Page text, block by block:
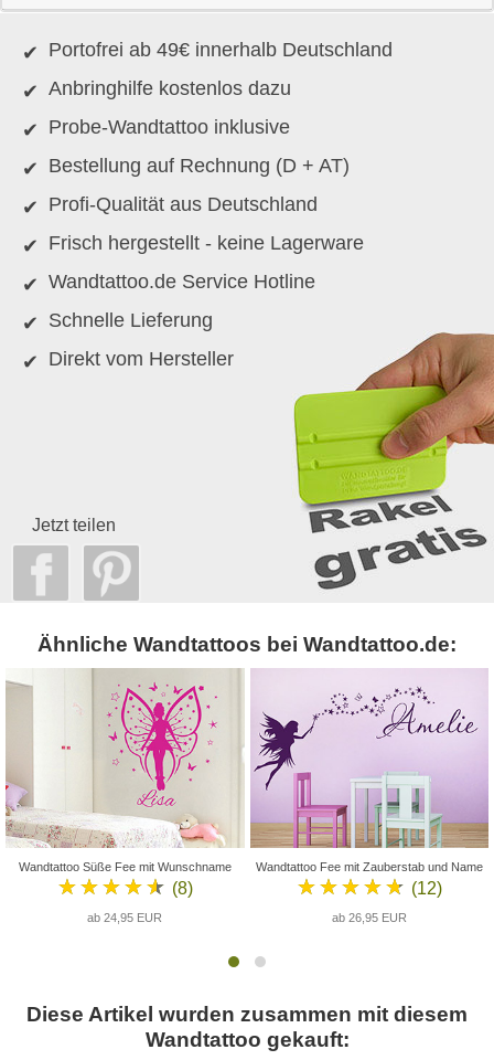
Portofrei ab 49€ innerhalb Deutschland
Anbringhilfe kostenlos dazu
Probe-Wandtattoo inklusive
Bestellung auf Rechnung (D + AT)
Profi-Qualität aus Deutschland
Frisch hergestellt - keine Lagerware
Wandtattoo.de Service Hotline
Schnelle Lieferung
Direkt vom Hersteller
Jetzt teilen
Ähnliche Wandtattoos bei Wandtattoo.de:
Wandtattoo Süße Fee mit Wunschname
★★★★★ (8)
ab 24,95 EUR
Wandtattoo Fee mit Zauberstab und Name
★★★★★ (12)
ab 26,95 EUR
Diese Artikel wurden zusammen mit diesem
Wandtattoo gekauft: